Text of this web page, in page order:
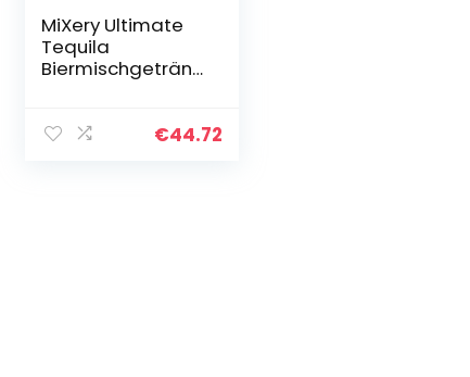
MiXery Ultimate
Tequila
Biermischgetränk
€44.72